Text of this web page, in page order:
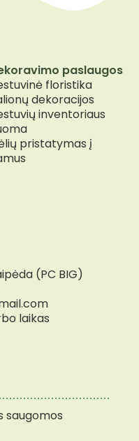
(PC BIG)
laikas
paslaugos
floristika
dekoracijos
inventoriaus
pristatymas į
saugomos